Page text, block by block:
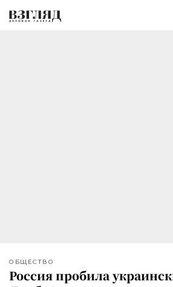
ОБЩЕСТВО
Россия пробила